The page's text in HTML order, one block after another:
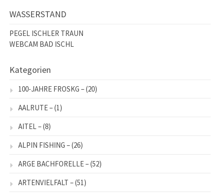
WASSERSTAND
PEGEL ISCHLER TRAUN
WEBCAM BAD ISCHL
Kategorien
100-JAHRE FROSKG –(20)
AALRUTE –(1)
AITEL –(8)
ALPIN FISHING –(26)
ARGE BACHFORELLE –(52)
ARTENVIELFALT –(51)